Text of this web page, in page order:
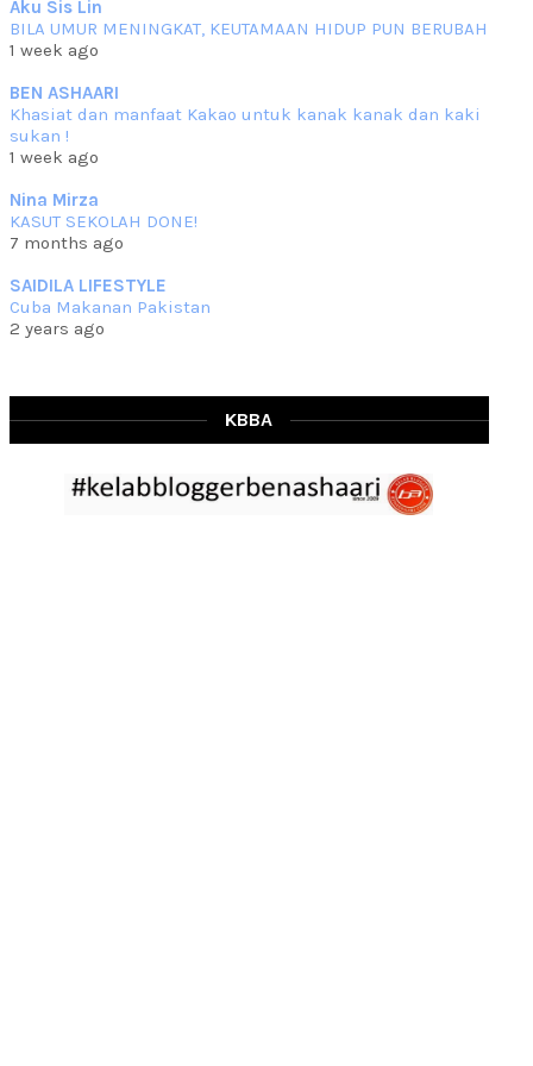
RESIPI KURMA AYAM MERAH
Assalammualaikum, salam semua. Hari ni 4 Zulhijjah 1444 Hijrah,
Jun 23 2023
RESIPI SAMBAL PARU
Assalammualaikum, salam sejahtera semua. Lama betul che mat tak
Jun 20 2023
RESIPI PISANG MUDA MASAK LEMAK
lemak ni che mat... read more
Mar 07 2023
RESIPI BAMIA KAMBING
Assalammualaikum, salam Ahad semua. Dah beberapa hari cuaca
asyik hujan saja di... read more
Aku Sis Lin
BILA UMUR MENINGKAT, KEUTAMAAN HIDUP PUN BERUBAH
1 week ago
BEN ASHAARI
Khasiat dan manfaat Kakao untuk kanak kanak dan kaki
sukan !
1 week ago
Nina Mirza
KASUT SEKOLAH DONE!
7 months ago
SAIDILA LIFESTYLE
Cuba Makanan Pakistan
2 years ago
KBBA